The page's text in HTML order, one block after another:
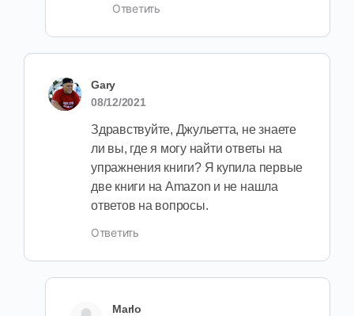
Ответить
Gary
08/12/2021
Здравствуйте, Джульетта, не знаете
ли вы, где я могу найти ответы на
упражнения книги? Я купила первые
две книги на Amazon и не нашла
ответов на вопросы.
Ответить
Marlo